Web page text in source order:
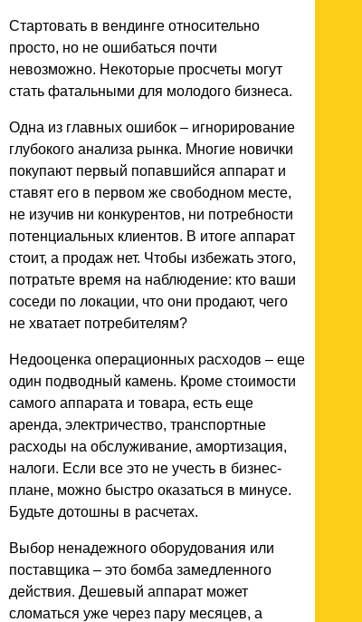
Стартовать в вендинге относительно
просто, но не ошибаться почти
невозможно. Некоторые просчеты могут
стать фатальными для молодого бизнеса.
Одна из главных ошибок – игнорирование
глубокого анализа рынка. Многие новички
покупают первый попавшийся аппарат и
ставят его в первом же свободном месте,
не изучив ни конкурентов, ни потребности
потенциальных клиентов. В итоге аппарат
стоит, а продаж нет. Чтобы избежать этого,
потратьте время на наблюдение: кто ваши
соседи по локации, что они продают, чего
не хватает потребителям?
Недооценка операционных расходов – еще
один подводный камень. Кроме стоимости
самого аппарата и товара, есть еще
аренда, электричество, транспортные
расходы на обслуживание, амортизация,
налоги. Если все это не учесть в бизнес-
плане, можно быстро оказаться в минусе.
Будьте дотошны в расчетах.
Выбор ненадежного оборудования или
поставщика – это бомба замедленного
действия. Дешевый аппарат может
сломаться уже через пару месяцев, а